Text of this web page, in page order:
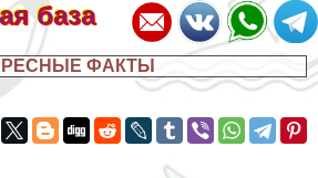
база
ФАКТЫ